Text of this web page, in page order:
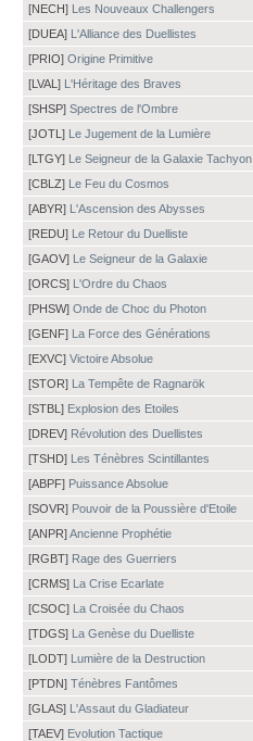
[NECH] Les Nouveaux Challengers
[DUEA] L'Alliance des Duellistes
[PRIO] Origine Primitive
[LVAL] L'Héritage des Braves
[SHSP] Spectres de l'Ombre
[JOTL] Le Jugement de la Lumière
[LTGY] Le Seigneur de la Galaxie Tachyon
[CBLZ] Le Feu du Cosmos
[ABYR] L'Ascension des Abysses
[REDU] Le Retour du Duelliste
[GAOV] Le Seigneur de la Galaxie
[ORCS] L'Ordre du Chaos
[PHSW] Onde de Choc du Photon
[GENF] La Force des Générations
[EXVC] Victoire Absolue
[STOR] La Tempête de Ragnarök
[STBL] Explosion des Etoiles
[DREV] Révolution des Duellistes
[TSHD] Les Ténèbres Scintillantes
[ABPF] Puissance Absolue
[SOVR] Pouvoir de la Poussière d'Etoile
[ANPR]Ancienne Prophétie
[RGBT] Rage des Guerriers
[CRMS] La Crise Ecarlate
[CSOC] La Croisée du Chaos
[TDGS] La Genèse du Duelliste
[LODT] Lumière de la Destruction
[PTDN] Ténèbres Fantômes
[GLAS] L'Assaut du Gladiateur
[TAEV] Evolution Tactique